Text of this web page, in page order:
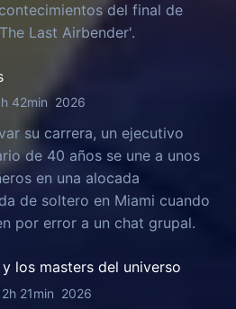
del final de
Last Airbender'.
42min 2026
su carrera, un ejecutivo
de 40 años se une a unos
en una alocada
de soltero en Miami cuando
por error a un chat grupal.
los masters del universo
2h 21min 2026